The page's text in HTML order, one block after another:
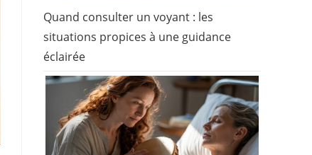
Quand consulter un voyant : les
situations propices à une guidance
éclairée